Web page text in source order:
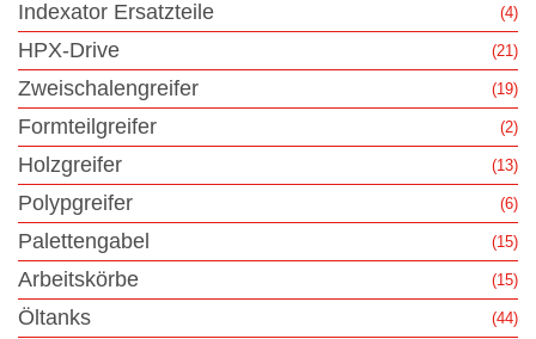
Indexator Ersatzteile (4)
HPX-Drive (21)
Zweischalengreifer (19)
Formteilgreifer (2)
Holzgreifer (13)
Polypgreifer (6)
Palettengabel (15)
Arbeitskörbe (15)
Öltanks (44)